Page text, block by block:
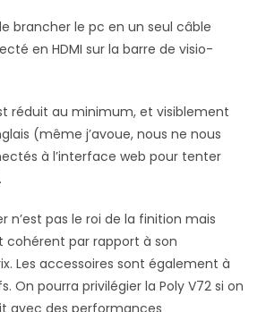
brancher le pc en un seul câble
en HDMI sur la barre de visio-
réduit au minimum, et visiblement
(même j’avoue, nous ne nous
à l’interface web pour tenter
n’est pas le roi de la finition mais
cohérent par rapport à son
Les accessoires sont également à
On pourra privilégier la Poly V72 si on
avec des performances